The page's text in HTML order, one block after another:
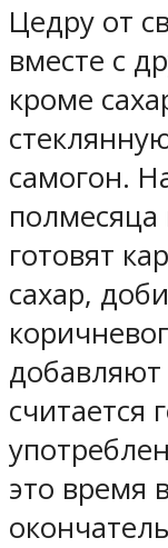
Цедру от
вместе с
кроме
самогон.
готовят
сахар,
добавляют
считается
это время